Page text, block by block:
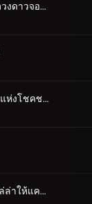
ตอนที่ 13 วิทยุกล่อมดวงดาวจอมซน!
ตอนที่ 15 ดึงดูดออร่าแห่งโชคชะตา!
ตอนที่ 17 การไล่ล่าไล่ล่าให้แคบลง!